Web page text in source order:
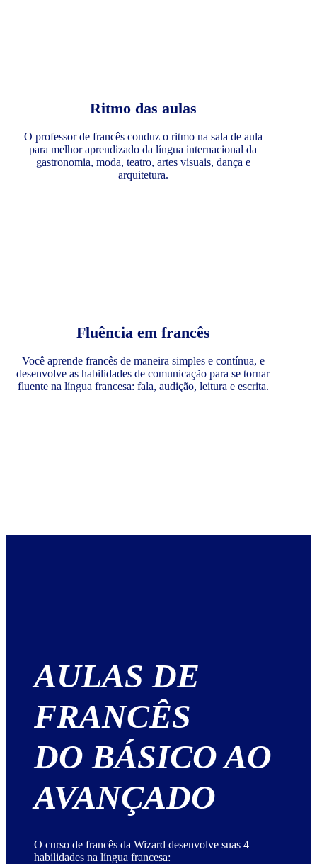
Ritmo das aulas
O professor de francês conduz o ritmo na sala de aula
para melhor aprendizado da língua internacional da
gastronomia, moda, teatro, artes visuais, dança e
arquitetura.
Fluência em francês
Você aprende francês de maneira simples e contínua, e
desenvolve as habilidades de comunicação para se tornar
fluente na língua francesa: fala, audição, leitura e escrita.
AULAS DE
FRANCÊS
DO BÁSICO AO
AVANÇADO
O curso de francês da Wizard desenvolve suas 4
habilidades na língua francesa: